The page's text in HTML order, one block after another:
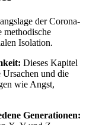
der Corona-
methodische
Isolation.
Dieses Kapitel
und die
wie Angst,
Generationen: